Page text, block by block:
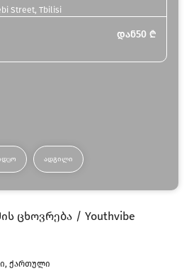
Street, Tbilisi
დან50 ₾
ᲐᲓᲒᲘᲚᲘ
ცხოვრება Youthvibe
ქართული